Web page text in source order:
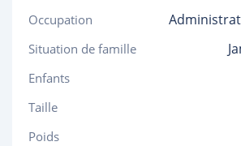
Occupation
Situation de famille
Enfants
Taille
Poids